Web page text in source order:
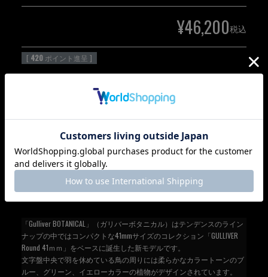
¥46,200税込
[ 420 ポイント進呈 ]
「Gulliver BOTANICAL」（ガリバーボタニカル）はテンデンスのライン
ナップの中ではコンパクトな41mmサイズのコレクション「GULLIVER
Round 41ｍｍ」をベースに誕生した新モデルです。
文字盤中央で羽を休めている鳥の周りには柔らかなカラートーンのブ
ルー、グリーン、イエローカラーの植物がデザインされています。